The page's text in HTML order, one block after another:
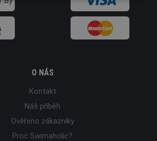
O NÁS
Kontakt
Náš příběh
Ověřeno zákazníky
Proč Swimaholic?